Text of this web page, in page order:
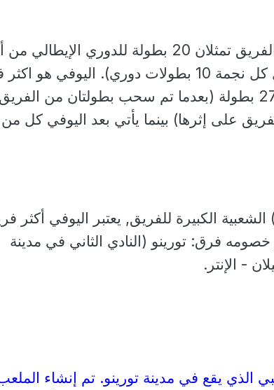
النجمتان اللتان يحملهما شعار الفريق تمثلان 20 بطولة للدوري
27 بطولة حققها الفريق (تمثل كل نجمة 10 بطولات دوري). اليوفي هو
إيطاليا إحرازا للقب الدوري بـ 27 بطولة (بعدما تم سحب بطولتان من الفريق
على إثرها) بينما يأتي بعد اليوفي كل من
الكبيرة للفريق, يعتبر اليوفي أكثر
خصومه فرق: تورينو (النادي الثاني في مدينة
- الإنتر.
الذي يقع في مدينة تورينو. تم إنشاء